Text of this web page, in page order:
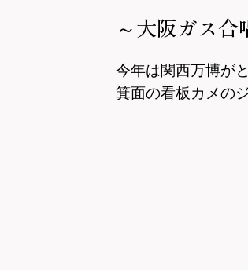
～大阪ガス合
今年は関西万博が
箕面の看板カメの